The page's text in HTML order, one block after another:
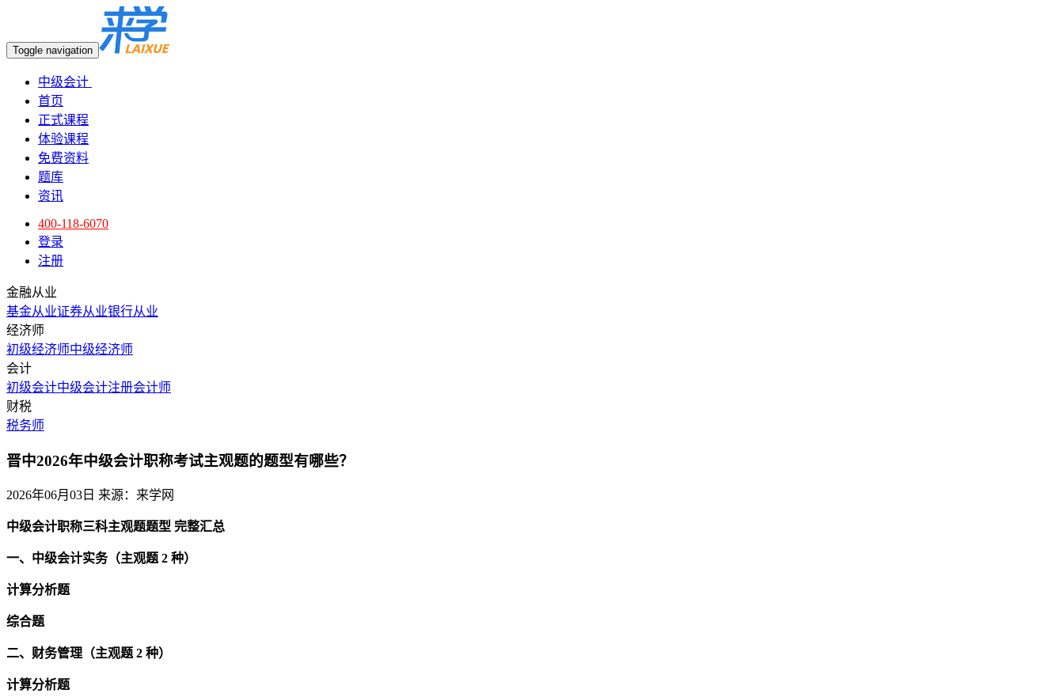
Toggle navigation
中级会计
首页
正式课程
体验课程
免费资料
题库
资讯
400-118-6070
登录
注册
金融从业
基金从业证券从业银行从业
经济师
初级经济师中级经济师
会计
初级会计中级会计注册会计师
财税
税务师
晋中2026年中级会计职称考试主观题的题型有哪些？
2026年06月03日 来源：来学网
中级会计职称三科主观题题型 完整汇总
一、中级会计实务（主观题 2 种）
计算分析题
综合题
二、财务管理（主观题 2 种）
计算分析题